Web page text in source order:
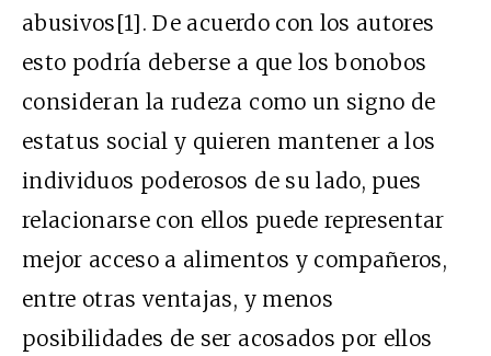
abusivos[1]. De acuerdo con los autores
esto podría deberse a que los bonobos
consideran la rudeza como un signo de
estatus social y quieren mantener a los
individuos poderosos de su lado, pues
relacionarse con ellos puede representar
mejor acceso a alimentos y compañeros,
entre otras ventajas, y menos
posibilidades de ser acosados por ​​ellos